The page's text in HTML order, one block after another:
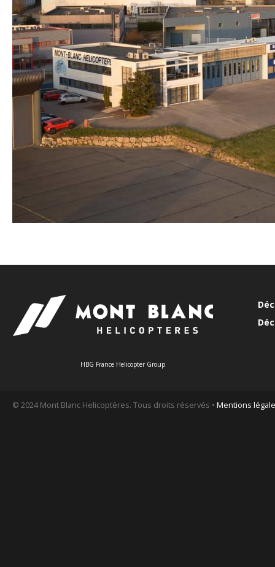
HBG France Helicopter Group
© 2024 Mont Blanc Helicoptères. Tous droits réservés • Mentions